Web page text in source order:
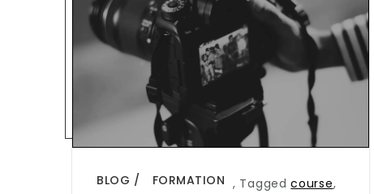
BLOG ,
FORMATION Taggedcourse,